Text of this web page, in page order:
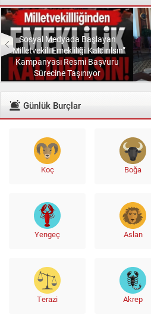
Sosyal Medyada Başlayan
“Milletvekili Emekliliği Kaldırılsın”
Kampanyası Resmi Başvuru
Sürecine Taşınıyor
Günlük Burçlar
Koç Boğa
Yengeç Aslan
Terazi Akrep